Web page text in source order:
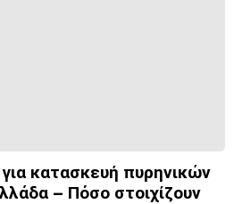
κατασκευή πυρηνικών
– Πόσο στοιχίζουν